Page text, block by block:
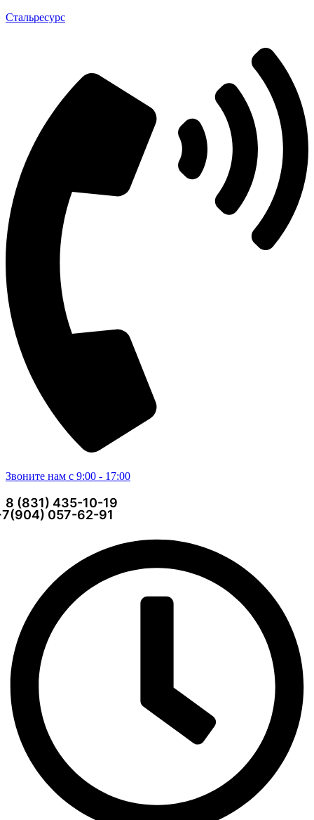
Стальресурс
Звоните нам с 9:00 - 17:00
8 (831) 435-10-19
057-62-91